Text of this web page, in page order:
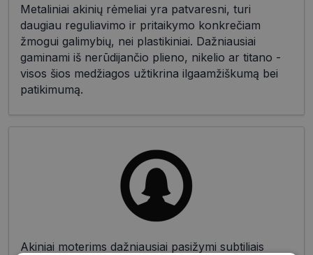
Metaliniai akinių rėmeliai yra patvaresni, turi
daugiau reguliavimo ir pritaikymo konkrečiam
žmogui galimybių, nei plastikiniai. Dažniausiai
gaminami iš nerūdijančio plieno, nikelio ar titano -
visos šios medžiagos užtikrina ilgaamžiškumą bei
patikimumą.
Akiniai moterims dažniausiai pasižymi subtiliais